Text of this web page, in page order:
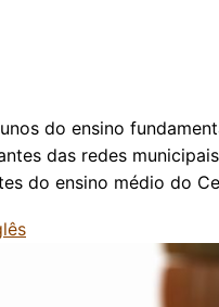
do ensino
das redes
do ensino médio do